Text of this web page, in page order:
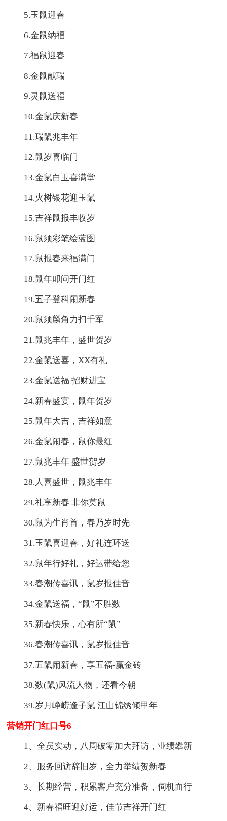
5.玉鼠迎春
6.金鼠纳福
7.福鼠迎春
8.金鼠献瑞
9.灵鼠送福
10.金鼠庆新春
11.瑞鼠兆丰年
12.鼠岁喜临门
13.金鼠白玉喜满堂
14.火树银花迎玉鼠
15.吉祥鼠报丰收岁
16.鼠须彩笔绘蓝图
17.鼠报春来福满门
18.鼠年叩问开门红
19.五子登科闹新春
20.鼠须麟角力扫千军
21.鼠兆丰年，盛世贺岁
22.金鼠送喜，XX有礼
23.金鼠送福 招财进宝
24.新春盛宴，鼠年贺岁
25.鼠年大吉，吉祥如意
26.金鼠闹春，鼠你最红
27.鼠兆丰年 盛世贺岁
28.人喜盛世，鼠兆丰年
29.礼享新春 非你莫鼠
30.鼠为生肖首，春乃岁时先
31.玉鼠喜迎春，好礼连环送
32.鼠年行好礼，好运带给您
33.春潮传喜讯，鼠岁报佳音
34.金鼠送福，“鼠”不胜数
35.新春快乐，心有所“鼠”
36.春潮传喜讯，鼠岁报佳音
37.五鼠闹新春，享五福-赢金砖
38.数(鼠)风流人物，还看今朝
39.岁月峥崂逢子鼠 江山锦绣倾甲年
营销开门红口号6
1、全员实动，八周破零加大拜访，业绩攀新
2、服务回访辞旧岁，全力举绩贺新春
3、长期经营，积累客户充分准备，伺机而行
4、新春福旺迎好运，佳节吉祥开门红